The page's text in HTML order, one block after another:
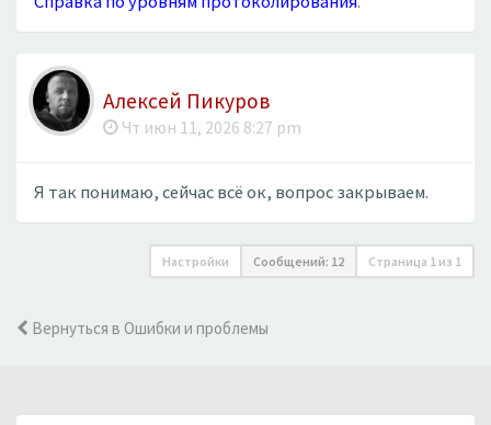
Алексей Пикуров
Чт июн 11, 2026 8:27 pm
Я так понимаю, сейчас всё ок, вопрос закрываем.
Настройки Сообщений: 12 Страница 1 из 1
Вернуться в Ошибки и проблемы